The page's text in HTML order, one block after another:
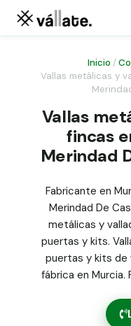
Malla
Malla ganadera
Malla simple
Malla triple
Panel malla H.
Puerta abatible
Puerta acceso
Poste malla
Poste malla
Alambre de
Alambre liso
Malla
Grapa malla H.
Inicio /
Vallas metálicas y
Vallas
fincas
Merindad
Fabricante en
Merindad De
metálicas y
puertas y kits.
puertas y kits de
fábrica en